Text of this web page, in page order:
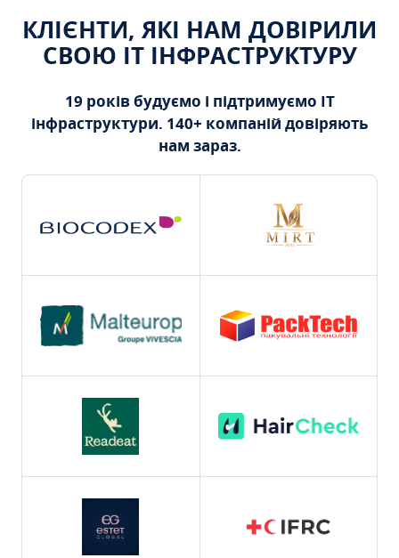
КЛІЄНТИ, ЯКІ НАМ ДОВІРИЛИ
СВОЮ ІТ ІНФРАСТРУКТУРУ
19 років будуємо і підтримуємо ІТ
інфраструктури. 140+ компаній довіряють
нам зараз.